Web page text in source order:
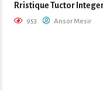
Rristique Tuctor
953 Ansor Mesir